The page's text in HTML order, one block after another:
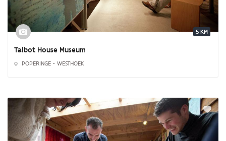
5 KM
Talbot House Museum
POPERINGE - WESTHOEK